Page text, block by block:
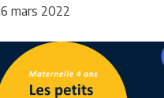
mars 2022